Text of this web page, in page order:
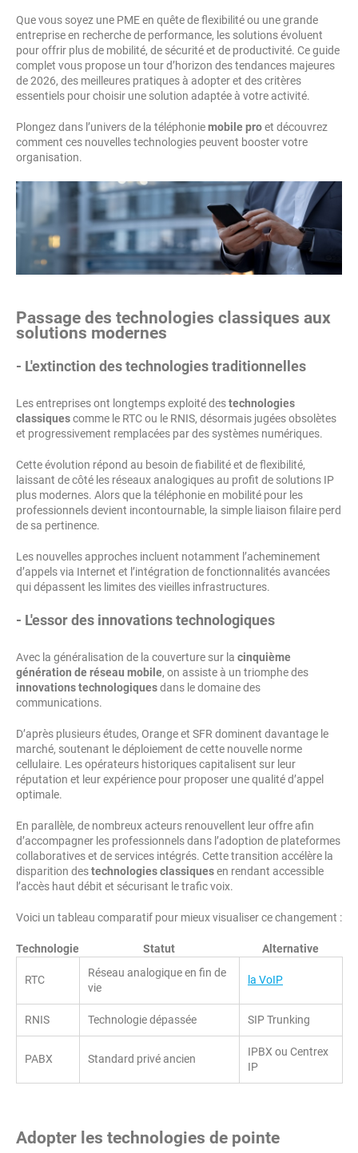
Que vous soyez une PME en quête de flexibilité ou une grande
entreprise en recherche de performance, les solutions évoluent
pour offrir plus de mobilité, de sécurité et de productivité. Ce guide
complet vous propose un tour d’horizon des tendances majeures
de 2026, des meilleures pratiques à adopter et des critères
essentiels pour choisir une solution adaptée à votre activité.
Plongez dans l’univers de la téléphoniemobile proet découvrez
comment ces nouvelles technologies peuvent booster votre
organisation.
Passage des technologies classiques aux
solutions modernes
- L'extinction des technologies traditionnelles
Les entreprises ont longtemps exploité destechnologies
classiquescomme le RTC ou le RNIS, désormais jugées obsolètes
et progressivement remplacées par des systèmes numériques.
Cette évolution répond au besoin de fiabilité et de flexibilité,
laissant de côté les réseaux analogiques au profit de solutions IP
plus modernes. Alors que la téléphonie en mobilité pour les
professionnels devient incontournable, la simple liaison filaire perd
de sa pertinence.
Les nouvelles approches incluent notamment l’acheminement
d’appels via Internet et l’intégration de fonctionnalités avancées
qui dépassent les limites des vieilles infrastructures.
- L'essor des innovations technologiques
Avec la généralisation de la couverture sur la cinquième
génération de réseau mobile, on assiste à un triomphe des
innovations technologiquesdans le domaine des
communications.
D’après plusieurs études, Orange et SFR dominent davantage le
marché, soutenant le déploiement de cette nouvelle norme
cellulaire. Les opérateurs historiques capitalisent sur leur
réputation et leur expérience pour proposer une qualité d’appel
optimale.
En parallèle, de nombreux acteurs renouvellent leur offre afin
d’accompagner les professionnels dans l’adoption de plateformes
collaboratives et de services intégrés. Cette transition accélère la
disparition destechnologies classiquesen rendant accessible
l’accès haut débit et sécurisant le trafic voix.
Voici un tableau comparatif pour mieux visualiser ce changement :
Technologie Statut Alternative
RTC
Réseau analogique en fin de
vie
la VoIP
RNIS Technologie dépassée SIP Trunking
PABX Standard privé ancien
IPBX ou Centrex
IP
Adopter les technologies de pointe